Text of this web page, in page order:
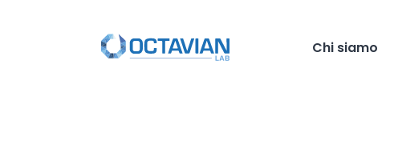
Chi siamo